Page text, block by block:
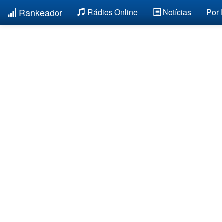
Rankeador Rádios Online Notícias Por